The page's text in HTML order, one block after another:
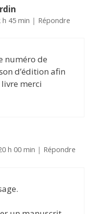
45 min | Répondre
numéro de
d’édition afin
merci
h 00 min | Répondre